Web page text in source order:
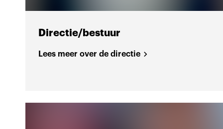
Directie/bestuur
Lees meer over de directie